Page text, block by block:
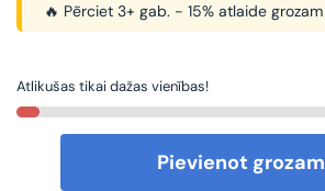
🔥 Pērciet 3+ gab. - 15% atlaide grozam
Atlikušas tikai dažas vienības!
Pievienot grozam